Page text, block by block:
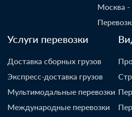
Москва -
Услуги перевозки
Доставка сборных грузов
Экспресс-доставка грузов
Мультимодальные перевозки
Международные перевозки